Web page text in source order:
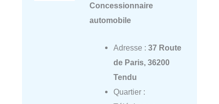
Concessionnaire
automobile
Adresse : 37 Route
de Paris, 36200
Tendu
Quartier :